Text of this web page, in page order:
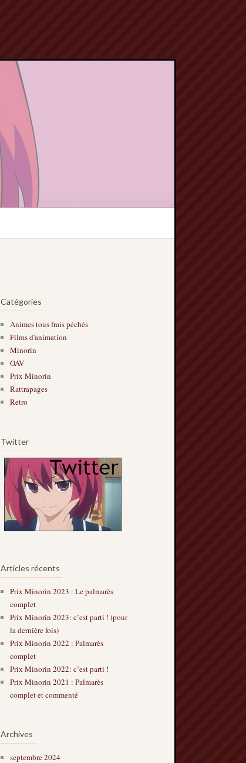
Catégories
Animes tous frais péchés
Films d'animation
Minorin
OAV
Prix Minorin
Rattrapages
Retro
Twitter
Articles récents
Prix Minorin 2023 : Le palmarès
complet
Prix Minorin 2023: c’est parti ! (pour
la dernière fois)
Prix Minorin 2022 : Palmarès
complet
Prix Minorin 2022: c’est parti !
Prix Minorin 2021 : Palmarès
complet et commenté
Archives
septembre 2024